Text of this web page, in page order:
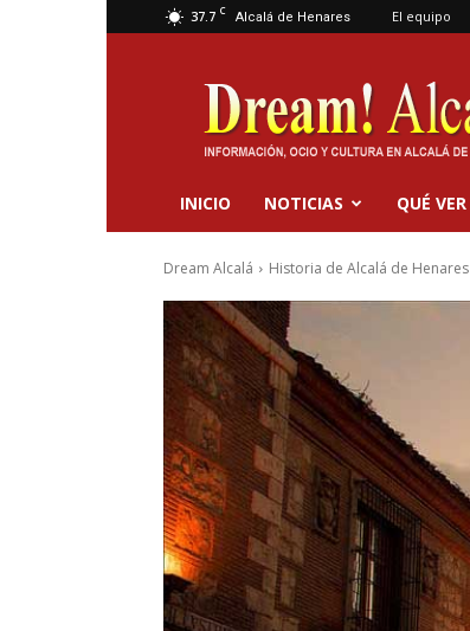
37.7 C Alcalá de Henares El equipo
Dream
Alcalá
INICIO NOTICIAS QUÉ VER
Dream Alcalá Historia de Alcalá de Henares